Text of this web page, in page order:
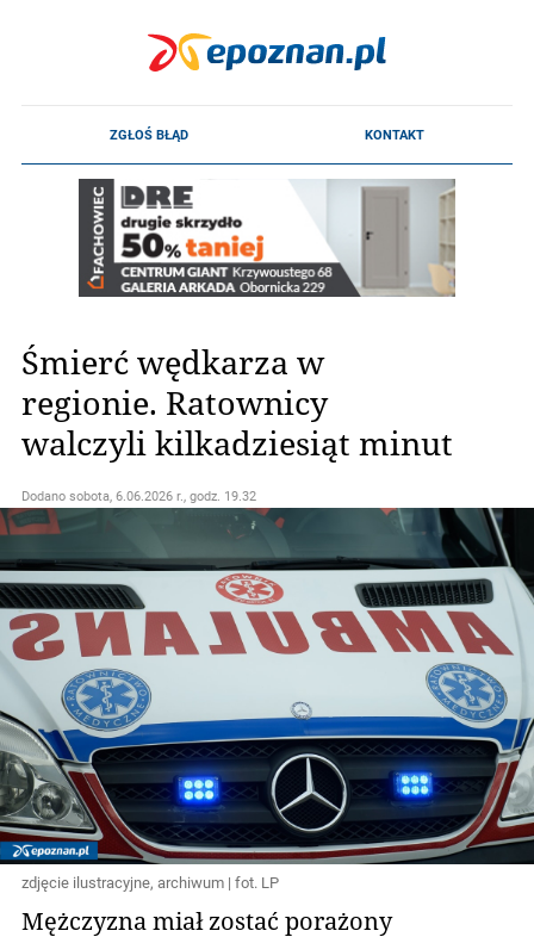
Śmierć wędkarza w
regionie. Ratownicy
walczyli kilkadziesiąt minut
Dodano sobota, 6.06.2026 r., godz. 19.32
zdjęcie ilustracyjne, archiwum | fot. LP
Mężczyzna miał zostać porażony